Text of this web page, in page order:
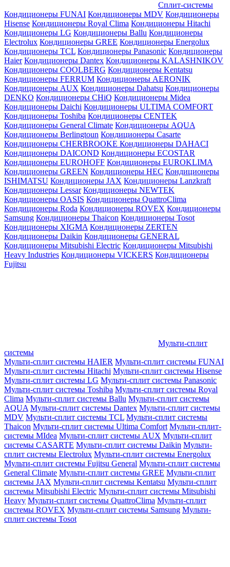
Сплит-системы
Кондиционеры FUNAI Кондиционеры MDV Кондиционеры
Hisense Кондиционеры Royal Clima Кондиционеры Hitachi
Кондиционеры LG Кондиционеры Ballu Кондиционеры
Electrolux Кондиционеры GREE Кондиционеры Energolux
Кондиционеры TCL Кондиционеры Panasonic Кондиционеры
Haier Кондиционеры Dantex Кондиционеры KALASHNIKOV
Кондиционеры СOOLBERG Кондиционеры Kentatsu
Кондиционеры FERRUM Кондиционеры AERONIK
Кондиционеры AUX Кондиционеры Dahatsu Кондиционеры
DENKO Кондиционеры CHiQ Кондиционеры Midea
Кондиционеры Daichi Кондиционеры ULTIMA COMFORT
Кондиционеры Toshiba Кондиционеры CENTEK
Кондиционеры General Climate Кондиционеры AQUA
Кондиционеры Berlingtoun Кондиционеры Casarte
Кондиционеры CHERBROOKE Кондиционеры DAHACI
Кондиционеры DAICOND Кондиционеры ECOSTAR
Кондиционеры EUROHOFF Кондиционеры EUROKLIMA
Кондиционеры GREEN Кондиционеры HEC Кондиционеры
ISHIMATSU Кондиционеры JAX Кондиционеры Lanzkraft
Кондиционеры Lessar Кондиционеры NEWTEK
Кондиционеры OASIS Кондиционеры QuattroClima
Кондиционеры Roda Кондиционеры ROVEX Кондиционеры
Samsung Кондиционеры Thaicon Кондиционеры Tosot
Кондиционеры XIGMA Кондиционеры ZERTEN
Кондиционеры Daikin Кондиционеры GENERAL
Кондиционеры Mitsubishi Electric Кондиционеры Mitsubishi
Heavy Industries Кондиционеры VICKERS Кондиционеры
Fujitsu
Мульти-сплит
системы
Мульти-сплит системы HAIER Мульти-сплит системы FUNAI
Мульти-сплит системы Hitachi Мульти-сплит системы Hisense
Мульти-сплит системы LG Мульти-сплит системы Panasonic
Мульти-сплит системы Toshiba Мульти-сплит системы Royal
Clima Мульти-сплит системы Ballu Мульти-сплит системы
AQUA Мульти-сплит системы Dantex Мульти-сплит системы
MDV Мульти-сплит системы TCL Мульти-сплит системы
Thaicon Мульти-сплит системы Ultima Comfort Мульти-сплит-
системы MIdea Мульти-сплит системы AUX Мульти-сплит
системы CASARTE Мульти-сплит системы Daikin Мульти-
сплит системы Electrolux Мульти-сплит системы Energolux
Мульти-сплит системы Fujitsu General Мульти-сплит системы
General Climate Мульти-сплит системы GREE Мульти-сплит
системы JAX Мульти-сплит системы Kentatsu Мульти-сплит
системы Mitsubishi Electric Мульти-сплит системы Mitsubishi
Heavy Мульти-сплит системы QuattroClima Мульти-сплит
системы ROVEX Мульти-сплит системы Samsung Мульти-
сплит системы Tosot